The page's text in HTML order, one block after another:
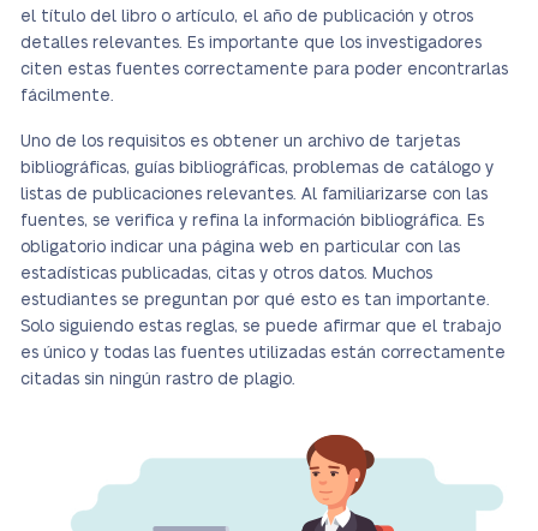
el título del libro o artículo, el año de publicación y otros
detalles relevantes. Es importante que los investigadores
citen estas fuentes correctamente para poder encontrarlas
fácilmente.
Uno de los requisitos es obtener un archivo de tarjetas
bibliográficas, guías bibliográficas, problemas de catálogo y
listas de publicaciones relevantes. Al familiarizarse con las
fuentes, se verifica y refina la información bibliográfica. Es
obligatorio indicar una página web en particular con las
estadísticas publicadas, citas y otros datos. Muchos
estudiantes se preguntan por qué esto es tan importante.
Solo siguiendo estas reglas, se puede afirmar que el trabajo
es único y todas las fuentes utilizadas están correctamente
citadas sin ningún rastro de plagio.